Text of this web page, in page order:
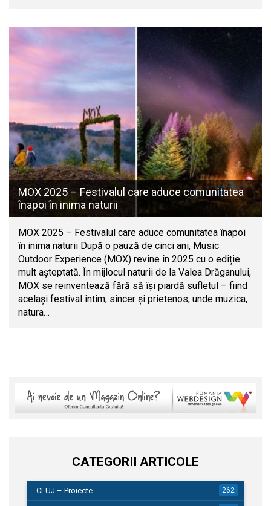
MOX 2025 – Festivalul care aduce comunitatea
înapoi în inima naturii
MOX 2025 – Festivalul care aduce comunitatea înapoi
în inima naturii După o pauză de cinci ani, Music
Outdoor Experience (MOX) revine în 2025 cu o ediție
mult așteptată. În mijlocul naturii de la Valea Drăganului,
MOX se reinventează fără să își piardă sufletul – fiind
același festival intim, sincer și prietenos, unde muzica,
natura…
CATEGORII ARTICOLE
CLUJ – Proiecte 262